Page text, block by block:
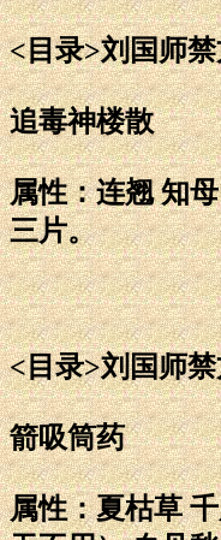
<目录>刘国师
追毒神楼散
属性：连翘 知
三片。
<目录>刘国师
箭吸筒药
属性：夏枯草